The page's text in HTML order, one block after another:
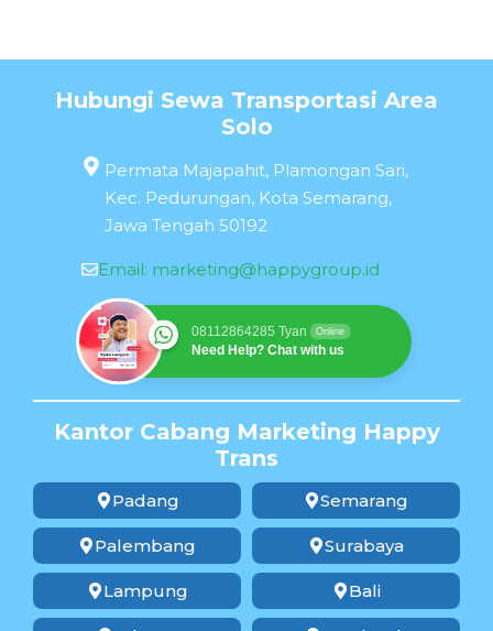
Hubungi Sewa Transportasi Area
Solo
Permata Majapahit, Plamongan Sari,
Kec. Pedurungan, Kota Semarang,
Jawa Tengah 50192
Email: marketing@happygroup.id
08112864285 Tyan Online
Need Help? Chat with us
Kantor Cabang Marketing Happy
Trans
Padang
Palembang
Lampung
Semarang
Surabaya
Bali